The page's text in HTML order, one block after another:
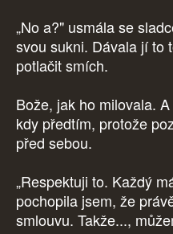
„No a?" usmála se
svou sukni. Dávala jí to
potlačit smích.
Bože, jak ho milovala.
kdy předtím, protože
před sebou.
„Respektuji to. Každý
pochopila jsem, že
smlouvu. Takže...,